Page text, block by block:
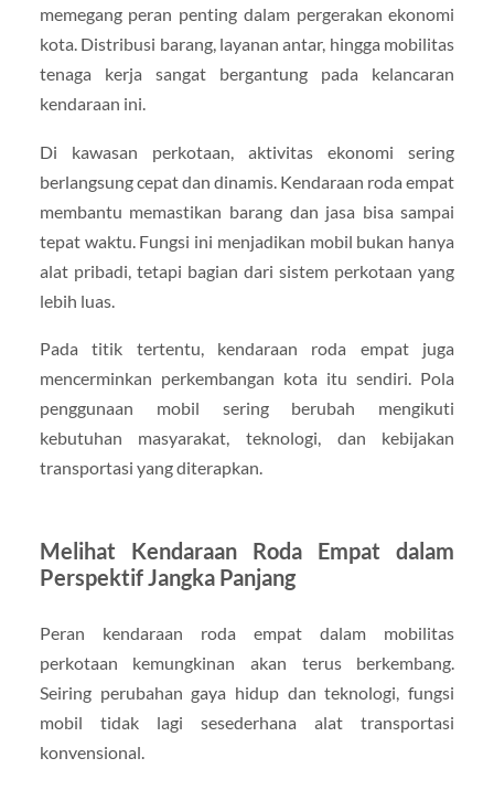
memegang peran penting dalam pergerakan ekonomi
kota. Distribusi barang, layanan antar, hingga mobilitas
tenaga kerja sangat bergantung pada kelancaran
kendaraan ini.
Di kawasan perkotaan, aktivitas ekonomi sering
berlangsung cepat dan dinamis. Kendaraan roda empat
membantu memastikan barang dan jasa bisa sampai
tepat waktu. Fungsi ini menjadikan mobil bukan hanya
alat pribadi, tetapi bagian dari sistem perkotaan yang
lebih luas.
Pada titik tertentu, kendaraan roda empat juga
mencerminkan perkembangan kota itu sendiri. Pola
penggunaan mobil sering berubah mengikuti
kebutuhan masyarakat, teknologi, dan kebijakan
transportasi yang diterapkan.
Melihat Kendaraan Roda Empat dalam
Perspektif Jangka Panjang
Peran kendaraan roda empat dalam mobilitas
perkotaan kemungkinan akan terus berkembang.
Seiring perubahan gaya hidup dan teknologi, fungsi
mobil tidak lagi sesederhana alat transportasi
konvensional.